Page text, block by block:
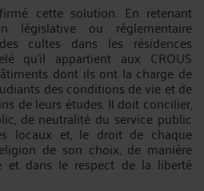
cette solution. En retenant
législative ou réglementaire
cultes dans les résidences
qu'il appartient aux CROUS
dont ils ont la charge de
des conditions de vie et de
de leurs études. Il doit concilier,
de neutralité du service public
locaux et, le droit de chaque
de son choix, de manière
et dans le respect de la liberté